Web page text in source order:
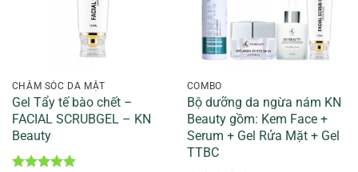
CHĂM SÓC DA MẶT
Gel Tẩy tế bào chết –
FACIAL SCRUBGEL – KN
Beauty
COMBO
Bộ dưỡng da ngừa nám KN
Beauty gồm: Kem Face +
Serum + Gel Rửa Mặt + Gel
TTBC